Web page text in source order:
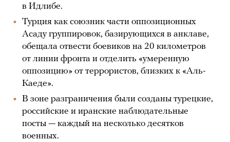
в Идлибе.
Турция как союзник части оппозиционных
Асаду группировок, базирующихся в анклаве,
обещала отвести боевиков на 20 километров
от линии фронта и отделить «умеренную
оппозицию» от террористов, близких к «Аль-
Каеде».
В зоне разграничения были созданы турецкие,
российские и иранские наблюдательные
посты — каждый на несколько десятков
военных.